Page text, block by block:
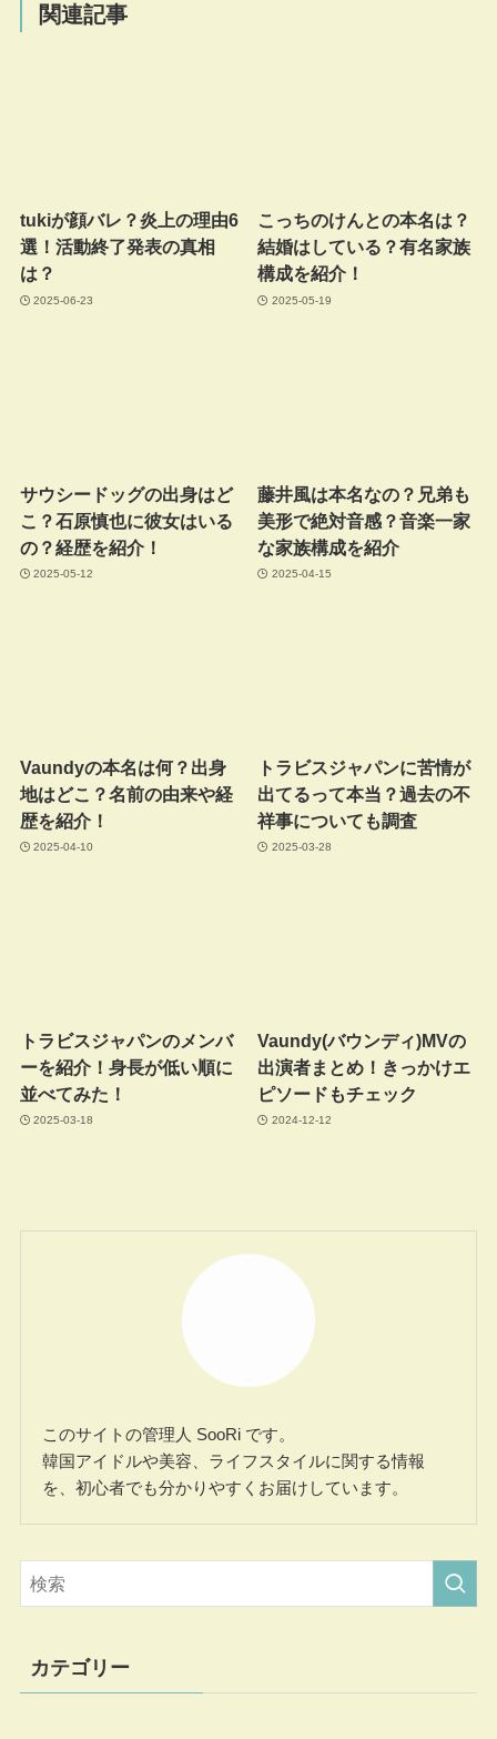
関連記事
tukiが顔バレ？炎上の理由6
選！活動終了発表の真相
は？
2025-06-23
こっちのけんとの本名は？
結婚はしている？有名家族
構成を紹介！
2025-05-19
サウシードッグの出身はど
こ？石原慎也に彼女はいる
の？経歴を紹介！
2025-05-12
藤井風は本名なの？兄弟も
美形で絶対音感？音楽一家
な家族構成を紹介
2025-04-15
Vaundyの本名は何？出身
地はどこ？名前の由来や経
歴を紹介！
2025-04-10
トラビスジャパンに苦情が
出てるって本当？過去の不
祥事についても調査
2025-03-28
トラビスジャパンのメンバ
ーを紹介！身長が低い順に
並べてみた！
2025-03-18
Vaundy(バウンディ)MVの
出演者まとめ！きっかけエ
ピソードもチェック
2024-12-12
このサイトの管理人 SooRi です。
韓国アイドルや美容、ライフスタイルに関する情報
を、初心者でも分かりやすくお届けしています。
カテゴリー